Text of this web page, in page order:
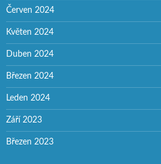
Červen 2024
Květen 2024
Duben 2024
Březen 2024
Leden 2024
Září 2023
Březen 2023